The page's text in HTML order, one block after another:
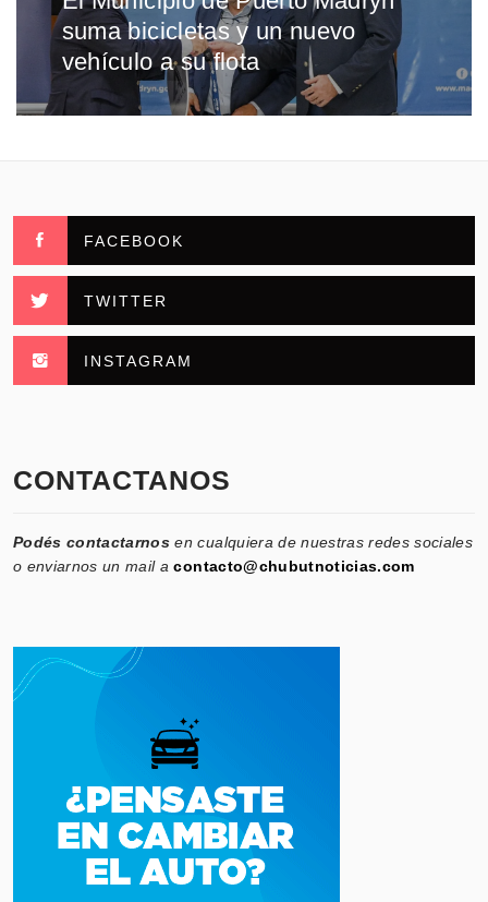
siguiente:
suma bicicletas y un nuevo
vehículo a su flota
FACEBOOK
TWITTER
INSTAGRAM
CONTACTANOS
Podés contactarnos en cualquiera de nuestras redes sociales
o enviarnos un mail acontacto@chubutnoticias.com